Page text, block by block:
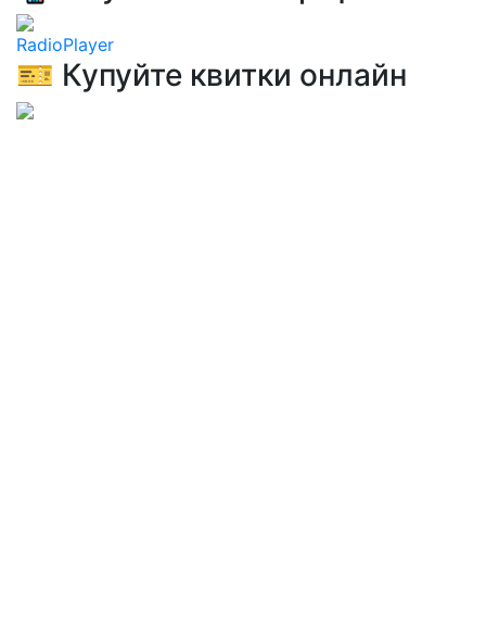
RadioPlayer
🎫 Купуйте квитки онлайн